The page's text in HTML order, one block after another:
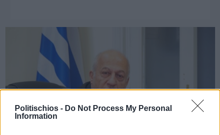
Politischios - Do Not Process My Personal
Information